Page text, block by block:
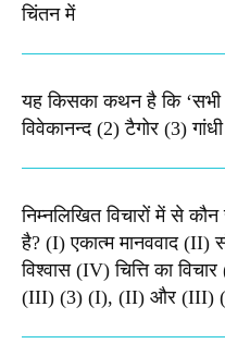
चिंतन में
यह किसका कथन है कि ‘सभी
विवेकानन्द (2) टैगोर (3)
निम्नलिखित विचारों में से
है? (I) एकात्म मानववाद (II)
विश्वास (IV) चित्ति का
(III) (3) (I), (II) और (III)